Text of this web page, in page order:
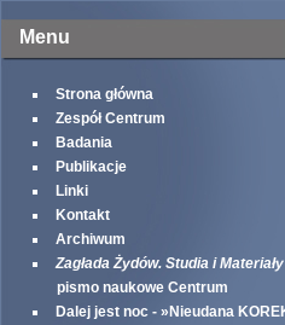
Menu
Strona główna
Zespół Centrum
Badania
Publikacje
Linki
Kontakt
Archiwum
Zagłada Żydów. Studia i Materiały
pismo naukowe Centrum
Dalej jest noc - »Nieudana